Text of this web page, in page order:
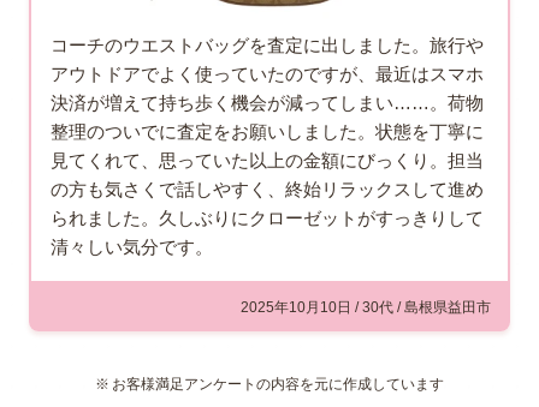
コーチのウエストバッグを査定に出しました。旅行や
アウトドアでよく使っていたのですが、最近はスマホ
決済が増えて持ち歩く機会が減ってしまい……。荷物
整理のついでに査定をお願いしました。状態を丁寧に
見てくれて、思っていた以上の金額にびっくり。担当
の方も気さくで話しやすく、終始リラックスして進め
られました。久しぶりにクローゼットがすっきりして
清々しい気分です。
2025年10月10日 / 30代 / 島根県益田市
お客様満足アンケートの内容を元に作成しています